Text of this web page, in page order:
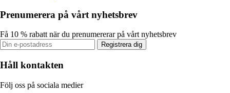
Prenumerera på vårt nyhetsbrev
Få 10 % rabatt när du prenumererar på vårt nyhetsbrev
Registrera dig
Håll kontakten
Följ oss på sociala medier